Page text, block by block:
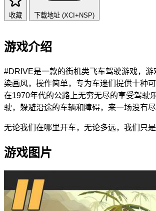
收藏 下载地址 (XCI+NSP)
游戏介绍
#DRIVE是一款的街机类飞车驾驶游戏，游
染画风，操作简单，专为车迷们提供十种
在1970年代的公路上无穷无尽的享受驾驶
驶，躲避沿途的车辆和障碍，来一场没有尽
无论我们在哪里开车，无论多远，我们只是
游戏图片